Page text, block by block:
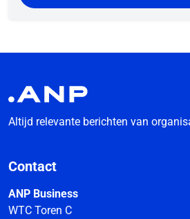
Altijd relevante berichten van
Contact
ANP Business
WTC Toren C